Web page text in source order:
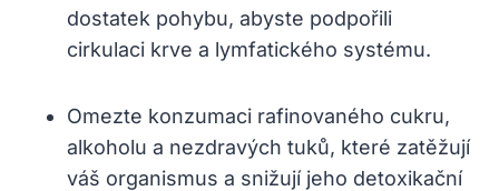
dostatek pohybu, abyste podpořili
cirkulaci krve a lymfatického systému.
Omezte konzumaci rafinovaného cukru,
alkoholu a nezdravých tuků, které zatěžují
váš organismus a snižují jeho detoxikační